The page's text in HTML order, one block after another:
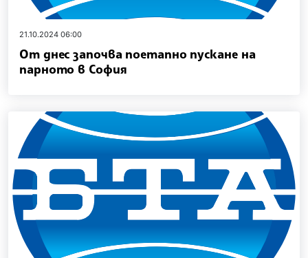
21.10.2024 06:00
От днес започва поетапно пускане на
парното в София